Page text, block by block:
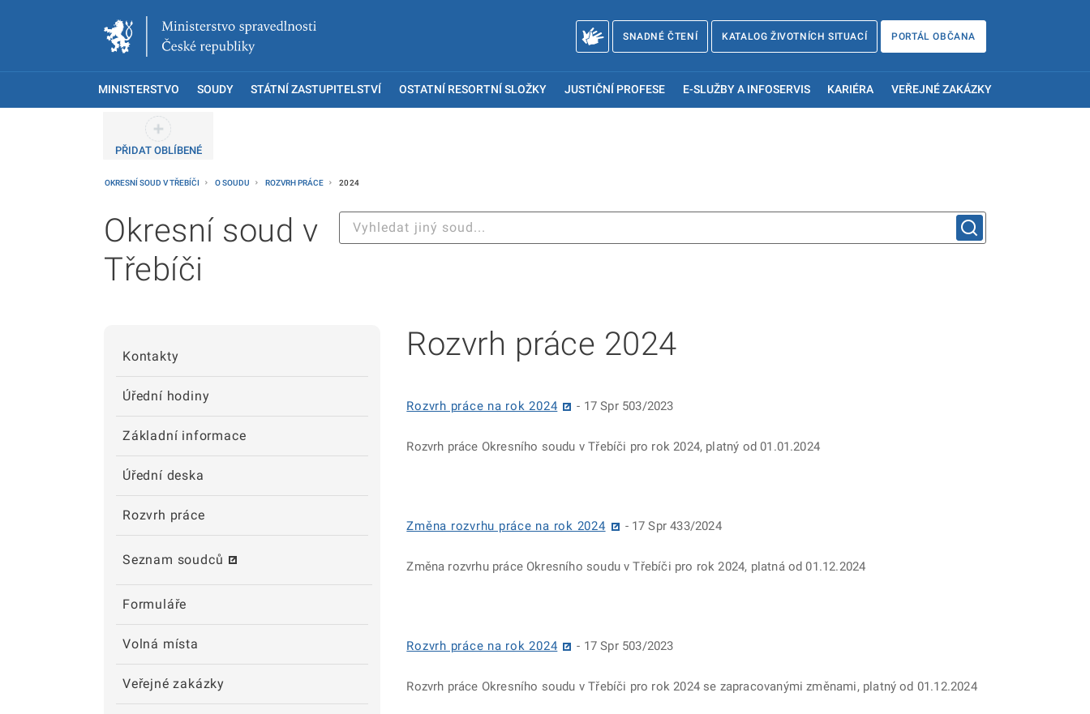
SNADNÉ ČTENÍ KATALOG ŽIVOTNÍCH SITUACÍ PORTÁL OBČANA
MINISTERSTVO SOUDY STÁTNÍ ZASTUPITELSTVÍ OSTATNÍ RESORTNÍ SLOŽKY JUSTIČNÍ PROFESE E-SLUŽBY A INFOSERVIS KARIÉRA VEŘEJNÉ ZAKÁZKY
PŘIDAT OBLÍBENÉ
OKRESNÍ SOUD V TŘEBÍČI O SOUDU ROZVRH PRÁCE 2024
Okresní soud v
Třebíči
Kontakty
Úřední hodiny
Základní informace
Úřední deska
Rozvrh práce
Seznam soudců
Formuláře
Volná místa
Veřejné zakázky
Rozvrh práce 2024
Rozvrh práce na rok 2024 - 17 Spr 503/2023
Rozvrh práce Okresního soudu v Třebíči pro rok 2024, platný od 01.01.2024
Změna rozvrhu práce na rok 2024 - 17 Spr 433/2024
Změna rozvrhu práce Okresního soudu v Třebíči pro rok 2024, platná od 01.12.2024
Rozvrh práce na rok 2024 - 17 Spr 503/2023
Rozvrh práce Okresního soudu v Třebíči pro rok 2024 se zapracovanými změnami, platný od 01.12.2024